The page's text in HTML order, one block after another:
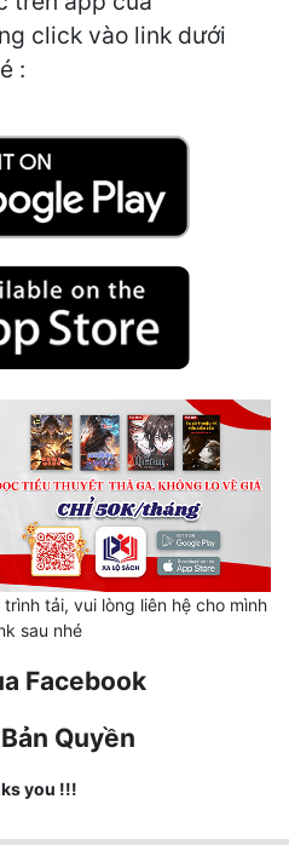
click vào link dưới
:
tải, vui lòng liên hệ cho mình
sau nhé
Facebook
Quyền
you !!!